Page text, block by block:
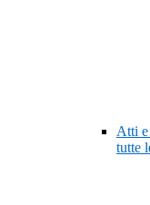
Atti e
tutte